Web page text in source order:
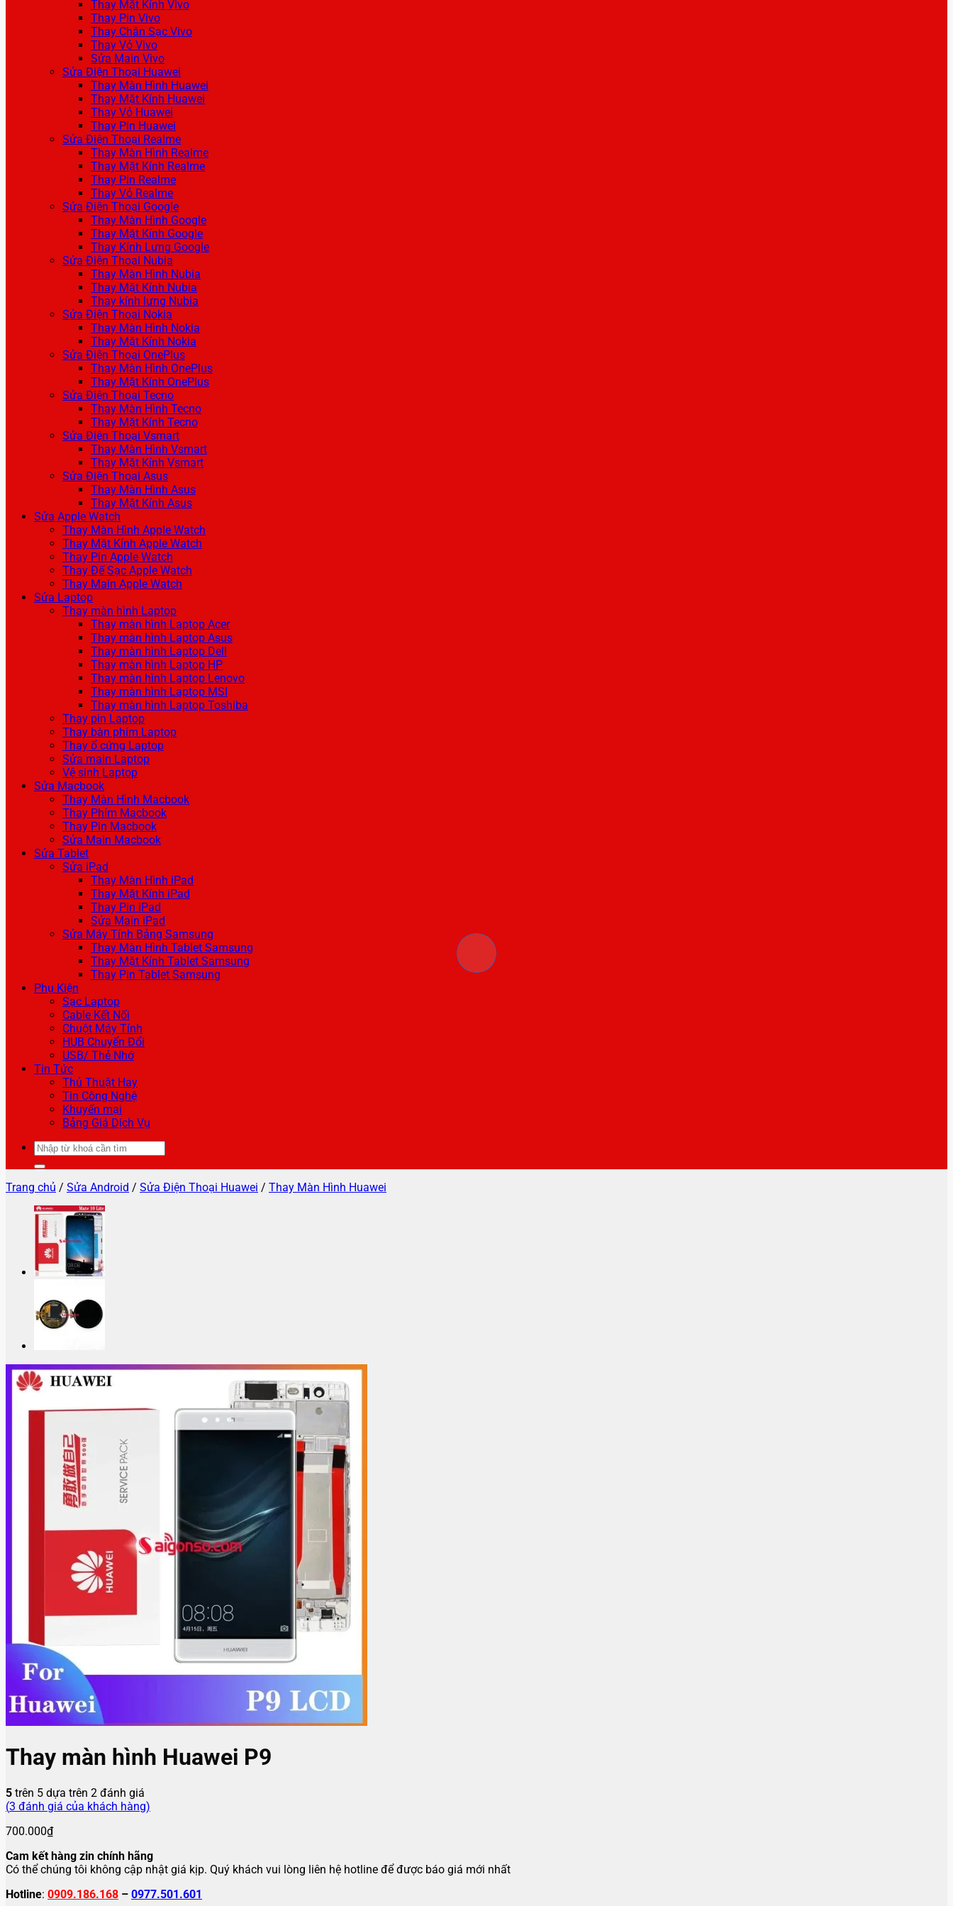
Thay Mặt Kính Vivo
Thay Pin Vivo
Thay Chân Sạc Vivo
Thay Vỏ Vivo
Sửa Main Vivo
Sửa Điện Thoại Huawei
Thay Màn Hình Huawei
Thay Mặt Kính Huawei
Thay Vỏ Huawei
Thay Pin Huawei
Sửa Điện Thoại Realme
Thay Màn Hình Realme
Thay Mặt Kính Realme
Thay Pin Realme
Thay Vỏ Realme
Sửa Điện Thoại Google
Thay Màn Hình Google
Thay Mặt Kính Google
Thay Kính Lưng Google
Sửa Điện Thoại Nubia
Thay Màn Hình Nubia
Thay Mặt Kính Nubia
Thay kính lưng Nubia
Sửa Điện Thoại Nokia
Thay Màn Hình Nokia
Thay Mặt Kính Nokia
Sửa Điện Thoại OnePlus
Thay Màn Hình OnePlus
Thay Mặt Kính OnePlus
Sửa Điện Thoại Tecno
Thay Màn Hình Tecno
Thay Mặt Kính Tecno
Sửa Điện Thoại Vsmart
Thay Màn Hình Vsmart
Thay Mặt Kính Vsmart
Sửa Điện Thoại Asus
Thay Màn Hình Asus
Thay Mặt Kính Asus
Sửa Apple Watch
Thay Màn Hình Apple Watch
Thay Mặt Kính Apple Watch
Thay Pin Apple Watch
Thay Đế Sạc Apple Watch
Thay Main Apple Watch
Sửa Laptop
Thay màn hình Laptop
Thay màn hình Laptop Acer
Thay màn hình Laptop Asus
Thay màn hình Laptop Dell
Thay màn hình Laptop HP
Thay màn hình Laptop Lenovo
Thay màn hình Laptop MSI
Thay màn hình Laptop Toshiba
Thay pin Laptop
Thay bàn phím Laptop
Thay ổ cứng Laptop
Sửa main Laptop
Vệ sinh Laptop
Sửa Macbook
Thay Màn Hình Macbook
Thay Phím Macbook
Thay Pin Macbook
Sửa Main Macbook
Sửa Tablet
Sửa iPad
Thay Màn Hình iPad
Thay Mặt Kính iPad
Thay Pin iPad
Sửa Main iPad
Sửa Máy Tính Bảng Samsung
Thay Màn Hình Tablet Samsung
Thay Mặt Kính Tablet Samsung
Thay Pin Tablet Samsung
Phụ Kiện
Sạc Laptop
Cable Kết Nối
Chuột Máy Tính
HUB Chuyển Đổi
USB/ Thẻ Nhớ
Tin Tức
Thủ Thuật Hay
Tin Công Nghệ
Khuyến mại
Bảng Giá Dịch Vụ
Tìm
kiếm:
Trang chủ / Sửa Android / Sửa Điện Thoại Huawei / Thay Màn Hình Huawei
Thay màn hình Huawei P9
5 trên 5 dựa trên 2 đánh giá
(3 đánh giá của khách hàng)
700.000₫
Cam kết hàng zin chính hãng
Có thể chúng tôi không cập nhật giá kịp. Quý khách vui lòng liên hệ hotline để được báo giá mới nhất
Hotline: 0909.186.168 – 0977.501.601